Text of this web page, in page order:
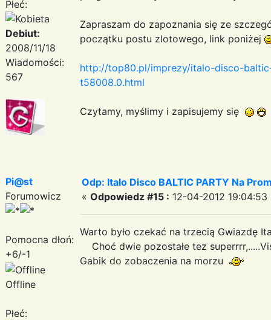
Płeć:
Debiut:
2008/11/18
Wiadomości:
567
Zapraszam do zapoznania się ze
początku postu zlotowego, link poniżej
http://top80.pl/imprezy/italo-disco-
t58008.0.html
Czytamy, myślimy i zapisujemy się
Pi@st
Forumowicz
Pomocna dłoń:
+6/-1
Offline
Płeć:
Odp: Italo Disco BALTIC PARTY Na
« Odpowiedz #15 : 12-04-2012 19:04:53
Warto było czekać na trzecią Gwiazdę
Choć dwie pozostałe tez
Gabik do zobaczenia na morzu